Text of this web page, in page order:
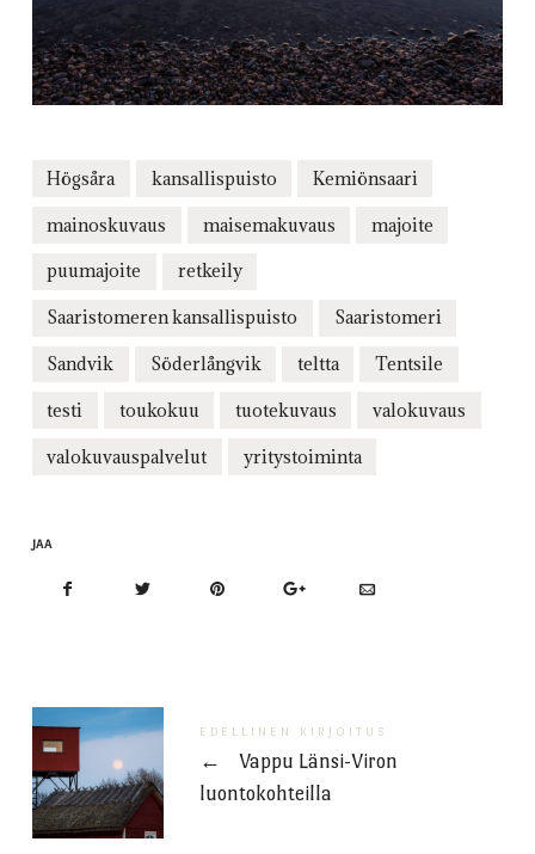
Högsåra kansallispuisto Kemiönsaari
mainoskuvaus maisemakuvaus majoite
puumajoite retkeily
Saaristomeren kansallispuisto Saaristomeri
Sandvik Söderlångvik teltta Tentsile
testi toukokuu tuotekuvaus valokuvaus
valokuvauspalvelut yritystoiminta
JAA
EDELLINEN KIRJOITUS
←
Vappu Länsi-Viron
luontokohteilla